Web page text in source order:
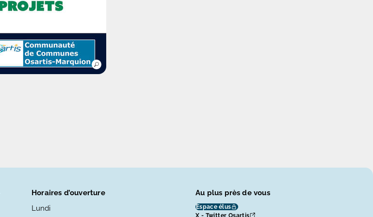
Horaires d’ouverture
Lundi
Au plus près de vous
Espace élus
X - Twitter Osartis